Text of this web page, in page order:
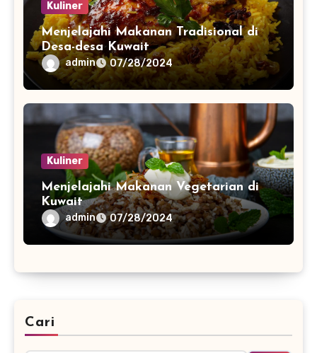
Kuliner
Menjelajahi Makanan Tradisional di
Desa-desa Kuwait
admin 07/28/2024
Kuliner
Menjelajahi Makanan Vegetarian di
Kuwait
admin 07/28/2024
Cari